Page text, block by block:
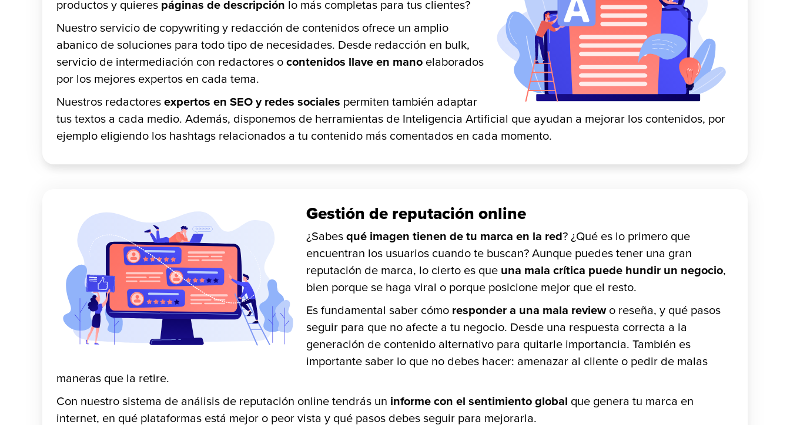
productos y quieres páginas de descripción lo más completas para tus clientes?
Nuestro servicio de copywriting y redacción de contenidos ofrece un amplio
abanico de soluciones para todo tipo de necesidades. Desde redacción en bulk,
servicio de intermediación con redactores o contenidos llave en mano elaborados
por los mejores expertos en cada tema.
Nuestros redactores expertos en SEO y redes sociales permiten también adaptar
tus textos a cada medio. Además, disponemos de herramientas de Inteligencia Artificial que ayudan a mejorar los contenidos, por
ejemplo eligiendo los hashtags relacionados a tu contenido más comentados en cada momento.
Gestión de reputación online
¿Sabes qué imagen tienen de tu marca en la red? ¿Qué es lo primero que
encuentran los usuarios cuando te buscan? Aunque puedes tener una gran
reputación de marca, lo cierto es que una mala crítica puede hundir un negocio,
bien porque se haga viral o porque posicione mejor que el resto.
Es fundamental saber cómo responder a una mala reviewo reseña, y qué pasos
seguir para que no afecte a tu negocio. Desde una respuesta correcta a la
generación de contenido alternativo para quitarle importancia. También es
importante saber lo que no debes hacer: amenazar al cliente o pedir de malas
maneras que la retire.
Con nuestro sistema de análisis de reputación online tendrás un informe con el sentimiento global que genera tu marca en
internet, en qué plataformas está mejor o peor vista y qué pasos debes seguir para mejorarla.